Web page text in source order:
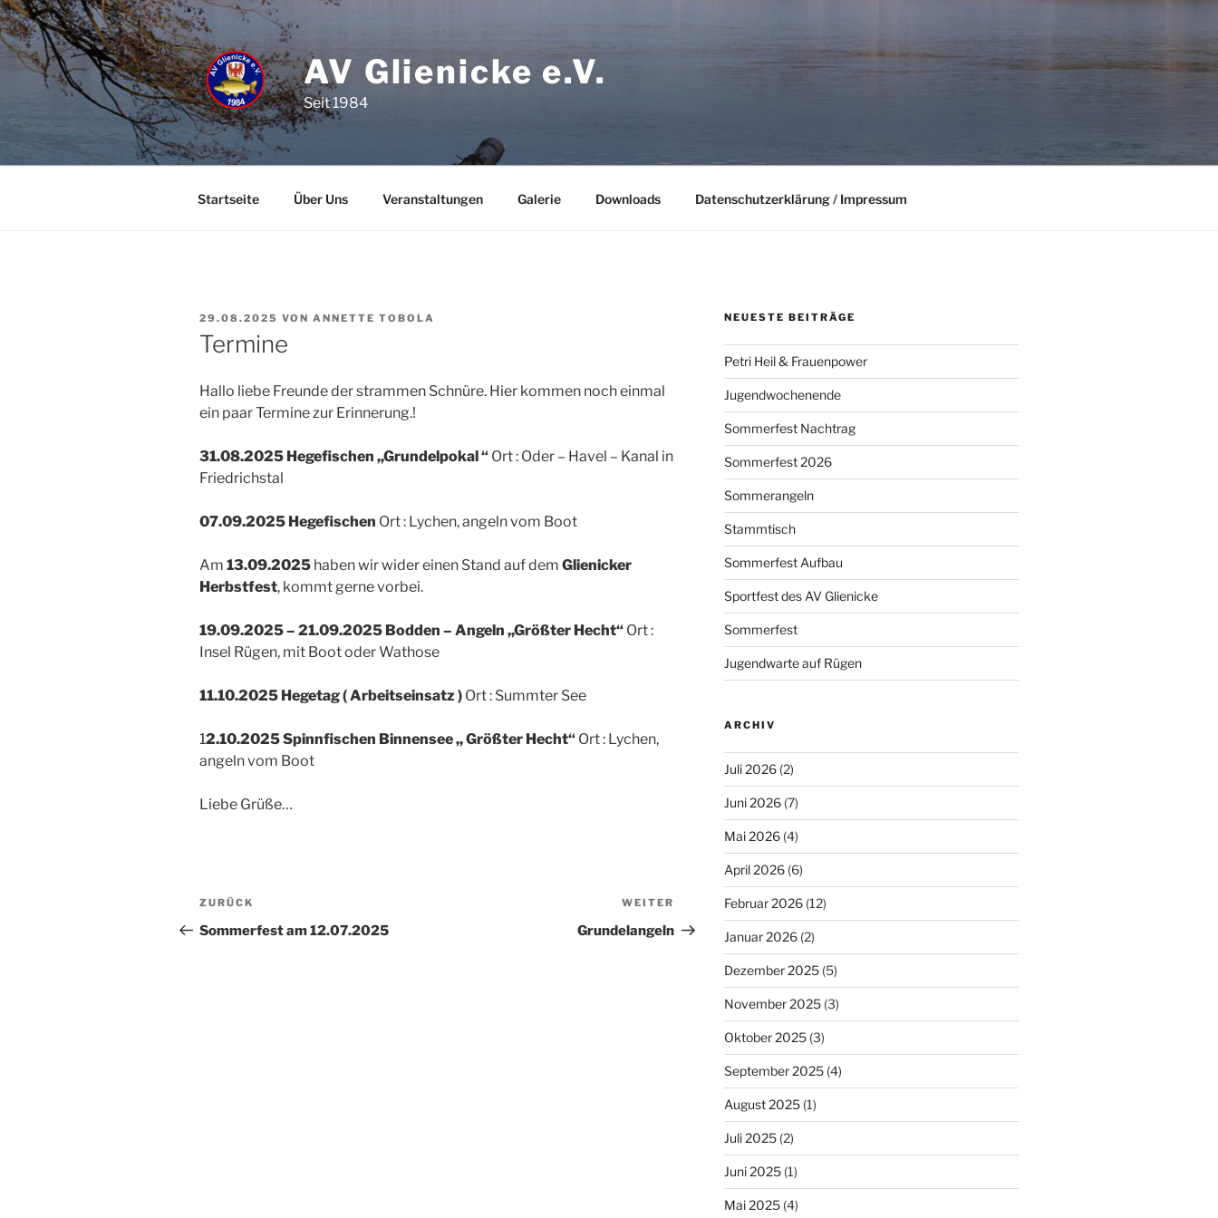
Zum
Inhalt
springen
AV Glienicke e.V.
Seit 1984
Startseite Über Uns Veranstaltungen Galerie Downloads Datenschutzerklärung / Impressum
VERÖFFENTLICHT
AM
29.08.2025 VON ANNETTE TOBOLA
Termine
Hallo liebe Freunde der strammen Schnüre. Hier kommen noch einmal
ein paar Termine zur Erinnerung.!
31.08.2025 Hegefischen ,,Grundelpokal “ Ort : Oder – Havel – Kanal in
Friedrichstal
07.09.2025 Hegefischen Ort : Lychen, angeln vom Boot
Am 13.09.2025 haben wir wider einen Stand auf dem Glienicker
Herbstfest, kommt gerne vorbei.
19.09.2025 – 21.09.2025 Bodden – Angeln ,,Größter Hecht“ Ort :
Insel Rügen, mit Boot oder Wathose
11.10.2025 Hegetag ( Arbeitseinsatz ) Ort : Summter See
12.10.2025 Spinnfischen Binnensee ,, Größter Hecht“ Ort : Lychen,
angeln vom Boot
Liebe Grüße…
Beitragsnavigation
Vorheriger
Beitrag
ZURÜCK
Sommerfest am 12.07.2025
Nächster
Beitrag
WEITER
Grundelangeln
NEUESTE BEITRÄGE
Petri Heil & Frauenpower
Jugendwochenende
Sommerfest Nachtrag
Sommerfest 2026
Sommerangeln
Stammtisch
Sommerfest Aufbau
Sportfest des AV Glienicke
Sommerfest
Jugendwarte auf Rügen
ARCHIV
Juli 2026(2)
Juni 2026(7)
Mai 2026(4)
April 2026(6)
Februar 2026(12)
Januar 2026(2)
Dezember 2025(5)
November 2025(3)
Oktober 2025(3)
September 2025(4)
August 2025(1)
Juli 2025(2)
Juni 2025(1)
Mai 2025(4)